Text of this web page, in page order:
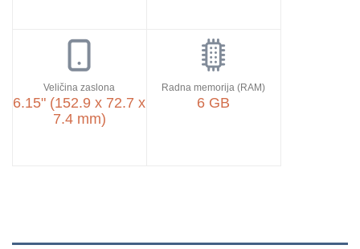
Veličina zaslona
6.15" (152.9 x 72.7 x
7.4 mm)
Radna memorija (RAM)
6 GB